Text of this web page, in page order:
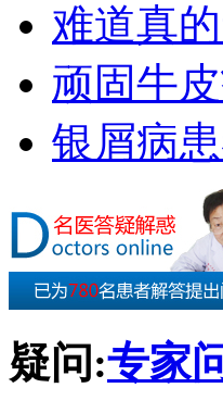
难道真
顽固牛
银屑病
疑问:专家